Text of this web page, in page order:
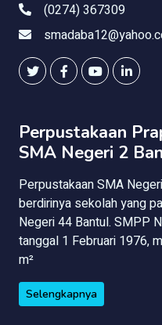
(0274) 367309
Perpustakaan
SMA Negeri 2
Perpustakaan SMA
berdirinya sekolah yang
Negeri 44 Bantul. SMPP
tanggal 1 Februari 1976,
m²
Selengkapnya